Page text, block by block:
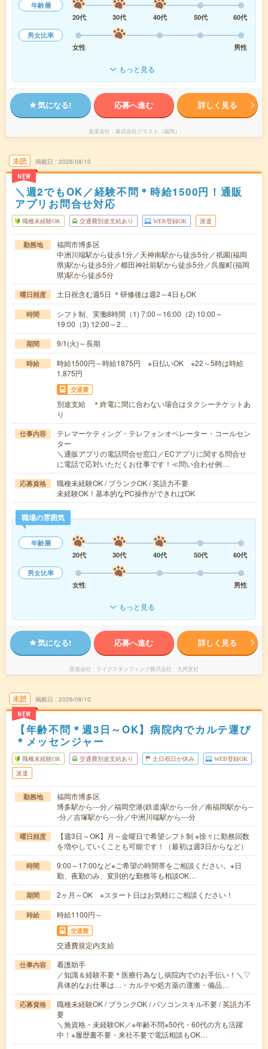
年齢層
20代
30代 40代 50代
60代
男女比率
女性
男性
もっと見る
気になる! 応募へ進む 詳しく見る
派遣会社 株式会社グラスト（福岡）
未読
NEW
掲載日 2026/08/10
＼週2でもOK／経験不問＊時給1500円！通販
アプリお問合せ対応
職種未経験OK 交通費別途支給あり WEB登録OK 派遣
勤務地
福岡市博多区
中洲川端駅から徒歩1分／天神南駅から徒歩5分／祇園(福岡
県)駅から徒歩5分／櫛田神社前駅から徒歩5分／呉服町(福岡
県)駅から徒歩5分
曜日頻度 土日祝含む週5日 ＊研修後は週2～4日もOK
時間
シフト制、実働8時間（1) 7:00～16:00（2) 10:00～
19:00（3) 12:00～2…
期間 9/1(火)～長期
時給
時給1500円～時給1875円 ※日払いOK ※22～5時は時給
1,875円
交通費
別途支給 ＊終電に間に合わない場合はタクシーチケットあ
り
仕事内容
テレマーケティング・テレフォンオペレーター・コールセン
ター
＼通販アプリの電話問合せ窓口／ECアプリに関する問合せ
に電話で応対いただくお仕事です！≪問い合わせ例…
応募資格
職種未経験OK / ブランクOK / 英語力不要
未経験OK！基本的なPC操作ができればOK
職場の雰囲気
年齢層
20代
30代 40代 50代
60代
男女比率
女性
男性
もっと見る
気になる! 応募へ進む 詳しく見る
派遣会社 ライクスタッフィング株式会社 九州支社
未読
NEW
掲載日 2026/08/10
【年齢不問＊週3日～OK】病院内でカルテ運び
＊メッセンジャー
職種未経験OK 交通費別途支給あり 土日祝日が休み WEB登録OK
派遣
勤務地
福岡市博多区
博多駅から---分／福岡空港(鉄道)駅から---分／南福岡駅から--
-分／吉塚駅から---分／中洲川端駅から---分
曜日頻度
【週3日～OK】月～金曜日で希望シフト制 ※徐々に勤務回数
を増やしていくことも可能です！（最初は週3日からなど）
時間
9:00～17:00など※ご希望の時間帯をご相談ください。※日
勤、夜勤のみ、変則的な勤務等も相談OK…
期間 2ヶ月～OK ※スタート日はお気軽にご相談ください！
時給 時給1100円～
交通費
交通費規定内支給
仕事内容
看護助手
／知識＆経験不要＊医療行為なし病院内でのお手伝い！＼▽
具体的なお仕事は…・カルテや処方薬の運搬・備品…
応募資格
職種未経験OK / ブランクOK / パソコンスキル不要 / 英語力不
要
＼無資格・未経験OK／※年齢不問※50代・60代の方も活躍
中！※履歴書不要・来社不要で電話相談もOK…